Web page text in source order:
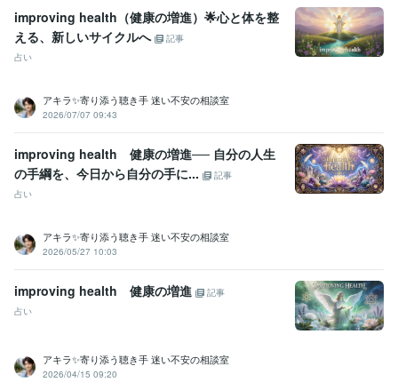
資格・検定
金融渉外技能審査（FP3級） 取得年 : 2008年
宅地建物取引士（旧 宅地建物取引主任者）
普通自動車第一種運転免許 取得年 : 1990年
中型自動車第二種運転免許
乙種危険物取扱者 取得年 : 1990年
ビジネス・クリエイティブツール
Excel:3年 PowerPoint:3年Word:3年 Google スプレッドシート:3年
Google ドキュメント:3年
得意分野
悩み相談・カウンセリング
コールセンター 派遣業 管理責任者 カウンセラー
資産運用・副業の相談 投資・投機FXトレード
個人トレーダー 資産運用
improving health（健康の増進）🌟心と体を整
える、新しいサイクルへ
記事
占い
アキラ✨寄り添う聴き手 迷い不安の相談室
2026/07/07 09:43
improving health 健康の増進── 自分の人生
の手綱を、今日から自分の手に...
記事
占い
アキラ✨寄り添う聴き手 迷い不安の相談室
2026/05/27 10:03
improving health 健康の増進
記事
占い
アキラ✨寄り添う聴き手 迷い不安の相談室
2026/04/15 09:20